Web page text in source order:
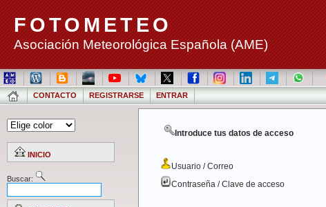
FOTOMETEO
Asociación Meteorológica Española (AME)
CONTACTO REGISTRARSE ENTRAR
INICIO
Buscar:
Introduce tus datos de acceso
Usuario / Correo
Contraseña / Clave de acceso